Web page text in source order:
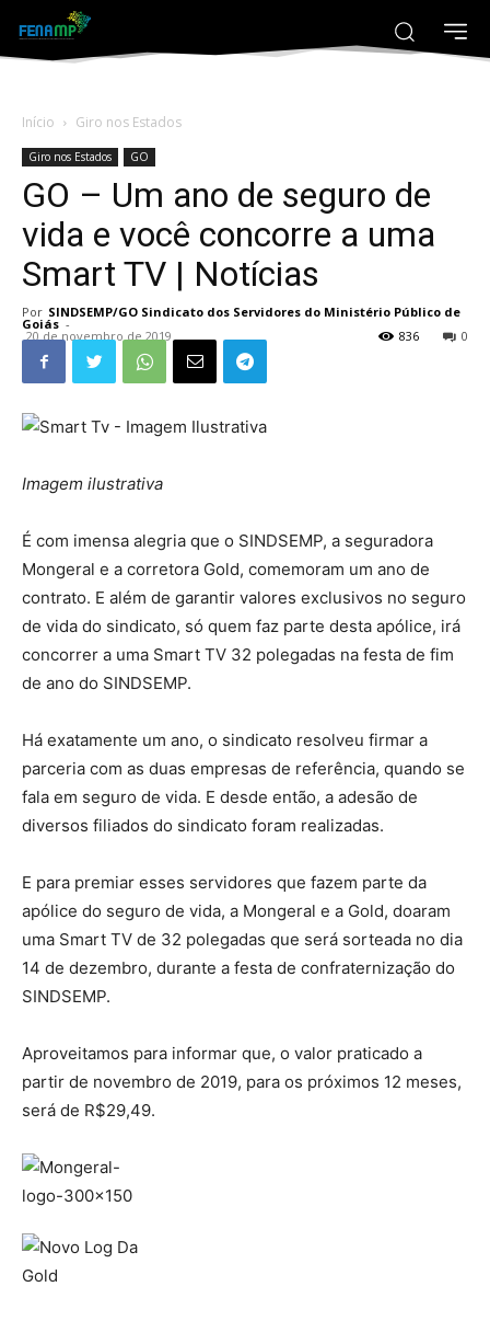
Início Giro nos Estados
Giro nos Estados GO
GO – Um ano de seguro de
vida e você concorre a uma
Smart TV | Notícias
Por SINDSEMP/GO Sindicato dos Servidores do Ministério Público de
Goiás -
20 de novembro de 2019 0
836
Imagem ilustrativa
É com imensa alegria que o SINDSEMP, a seguradora
Mongeral e a corretora Gold, comemoram um ano de
contrato. E além de garantir valores exclusivos no seguro
de vida do sindicato, só quem faz parte desta apólice, irá
concorrer a uma Smart TV 32 polegadas na festa de fim
de ano do SINDSEMP.
Há exatamente um ano, o sindicato resolveu firmar a
parceria com as duas empresas de referência, quando se
fala em seguro de vida. E desde então, a adesão de
diversos filiados do sindicato foram realizadas.
E para premiar esses servidores que fazem parte da
apólice do seguro de vida, a Mongeral e a Gold, doaram
uma Smart TV de 32 polegadas que será sorteada no dia
14 de dezembro, durante a festa de confraternização do
SINDSEMP.
Aproveitamos para informar que, o valor praticado a
partir de novembro de 2019, para os próximos 12 meses,
será de R$29,49.